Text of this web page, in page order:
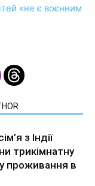
«не є воєнним
з Індії
трикімнатну
проживання в